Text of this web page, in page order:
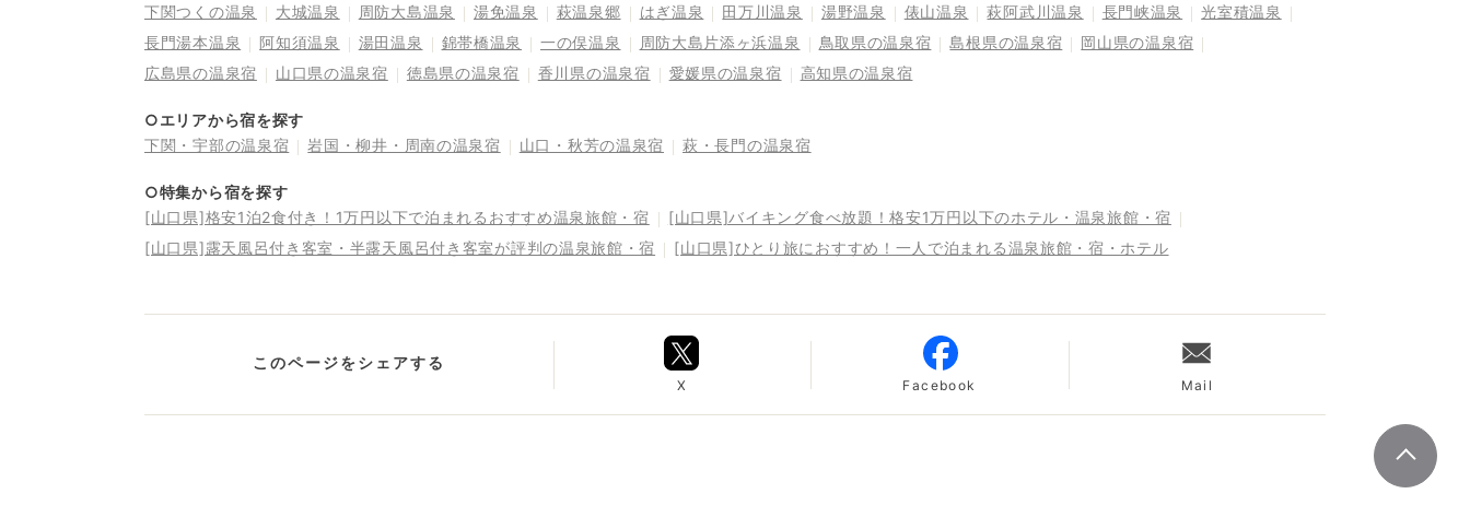
下関つくの温泉
大城温泉 周防大島温泉 湯免温泉 萩温泉郷 はぎ温泉 田万川温泉 湯野温泉 俵山温泉 萩阿武川温泉 長門峡温泉
光室積温泉
長門湯本温泉
阿知須温泉 湯田温泉 錦帯橋温泉 一の俣温泉 周防大島片添ヶ浜温泉 鳥取県の温泉宿 島根県の温泉宿
岡山県の温泉宿
広島県の温泉宿
山口県の温泉宿 徳島県の温泉宿 香川県の温泉宿 愛媛県の温泉宿 高知県の温泉宿
○エリアから宿を探す
下関・宇部の温泉宿
岩国・柳井・周南の温泉宿 山口・秋芳の温泉宿 萩・長門の温泉宿
○特集から宿を探す
[山口県]格安1泊2食付き！1万円以下で泊まれるおすすめ温泉旅館・宿
[山口県]バイキング食べ放題！格安1万円以下のホテル・温泉旅館・宿
[山口県]露天風呂付き客室・半露天風呂付き客室が評判の温泉旅館・宿
[山口県]ひとり旅におすすめ！一人で泊まれる温泉旅館・宿・ホテル
このページをシェアする
X Facebook Mail